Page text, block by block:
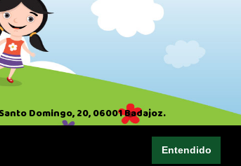
Entendido
Domingo, 20, 06001 Badajoz.